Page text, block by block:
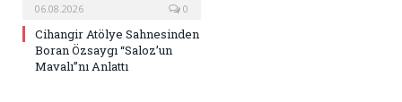
06.08.2026 0
Cihangir Atölye Sahnesinden
Boran Özsaygı “Saloz’un
Mavalı”nı Anlattı